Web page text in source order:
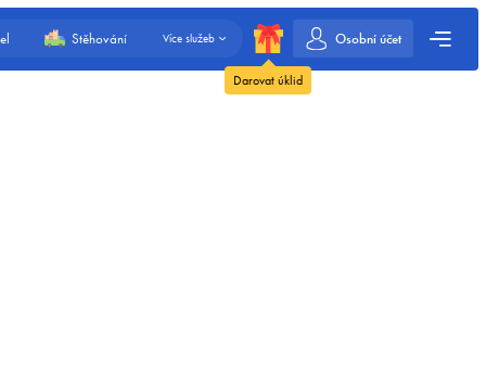
Stěhování Více služeb
Darovat úklid
Osobní účet